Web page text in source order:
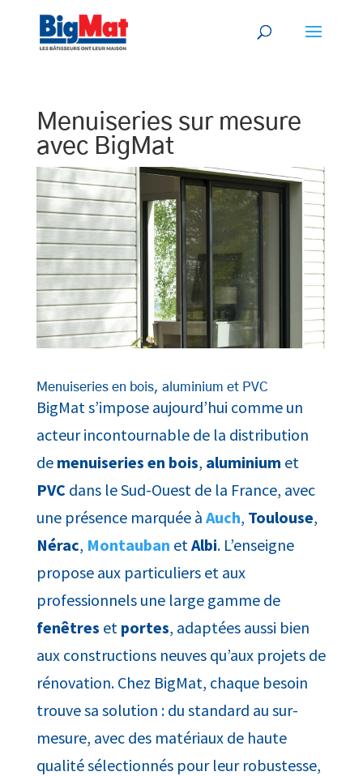
Menuiseries sur mesure
avec BigMat
Menuiseries en bois, aluminium et PVC
BigMat s’impose aujourd’hui comme un
acteur incontournable de la distribution
de menuiseries en bois, aluminium et
PVC dans le Sud-Ouest de la France, avec
une présence marquée à Auch, Toulouse,
Nérac, Montauban et Albi. L’enseigne
propose aux particuliers et aux
professionnels une large gamme de
fenêtres et portes, adaptées aussi bien
aux constructions neuves qu’aux projets de
rénovation. Chez BigMat, chaque besoin
trouve sa solution : du standard au sur-
mesure, avec des matériaux de haute
qualité sélectionnés pour leur robustesse,